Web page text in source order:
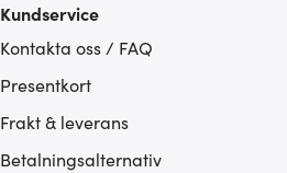
Kundservice
Kontakta oss / FAQ
Presentkort
Frakt & leverans
Betalningsalternativ